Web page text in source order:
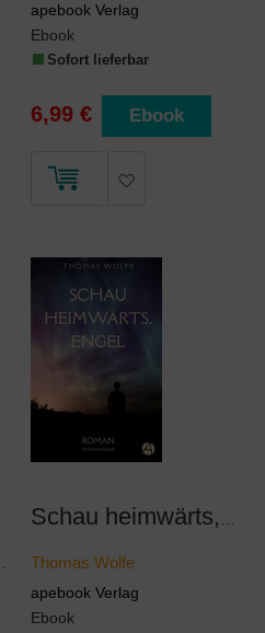
apebook Verlag
Ebook
Sofort lieferbar
6,99 € Ebook
Thomas Wolfe
apebook Verlag
Ebook